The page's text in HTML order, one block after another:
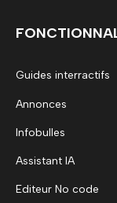
Guides interractifs
Annonces
Infobulles
Assistant IA
Editeur No code